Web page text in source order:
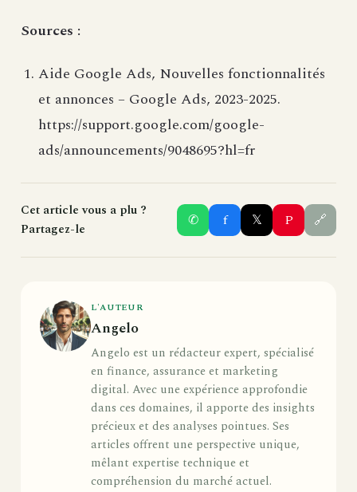
Sources :
Aide Google Ads, Nouvelles fonctionnalités
et annonces – Google Ads, 2023-2025.
https://support.google.com/google-
ads/announcements/9048695?hl=fr
Cet article vous a plu ?
Partagez-le
✆ f 𝕏 P 🔗
L'AUTEUR
Angelo
Angelo est un rédacteur expert, spécialisé
en finance, assurance et marketing
digital. Avec une expérience approfondie
dans ces domaines, il apporte des insights
précieux et des analyses pointues. Ses
articles offrent une perspective unique,
mêlant expertise technique et
compréhension du marché actuel.